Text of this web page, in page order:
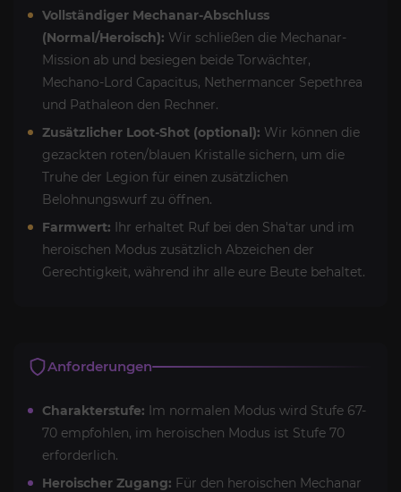
Vollständiger Mechanar-Abschluss
(Normal/Heroisch): Wir schließen die Mechanar-
Mission ab und besiegen beide Torwächter,
Mechano-Lord Capacitus, Nethermancer Sepethrea
und Pathaleon den Rechner.
Zusätzlicher Loot-Shot (optional): Wir können die
gezackten roten/blauen Kristalle sichern, um die
Truhe der Legion für einen zusätzlichen
Belohnungswurf zu öffnen.
Farmwert: Ihr erhaltet Ruf bei den Sha'tar und im
heroischen Modus zusätzlich Abzeichen der
Gerechtigkeit, während ihr alle eure Beute behaltet.
Anforderungen
Charakterstufe: Im normalen Modus wird Stufe 67-
70 empfohlen, im heroischen Modus ist Stufe 70
erforderlich.
Heroischer Zugang: Für den heroischen Mechanar